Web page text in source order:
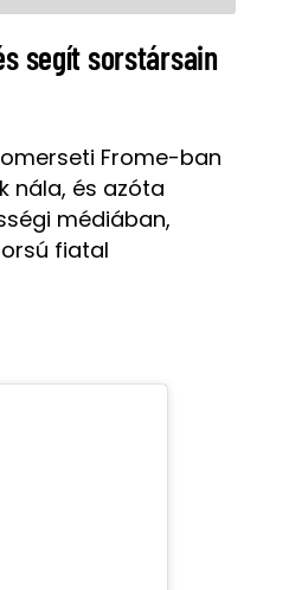
segít sorstársain
Frome-ban
nála, és azóta
médiában,
fiatal